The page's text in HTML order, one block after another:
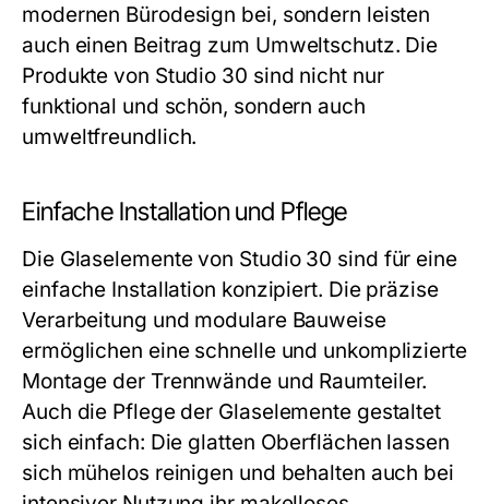
modernen Bürodesign bei, sondern leisten
auch einen Beitrag zum Umweltschutz. Die
Produkte von Studio 30 sind nicht nur
funktional und schön, sondern auch
umweltfreundlich.
Einfache Installation und Pflege
Die Glaselemente von Studio 30 sind für eine
einfache Installation konzipiert. Die präzise
Verarbeitung und modulare Bauweise
ermöglichen eine schnelle und unkomplizierte
Montage der Trennwände und Raumteiler.
Auch die Pflege der Glaselemente gestaltet
sich einfach: Die glatten Oberflächen lassen
sich mühelos reinigen und behalten auch bei